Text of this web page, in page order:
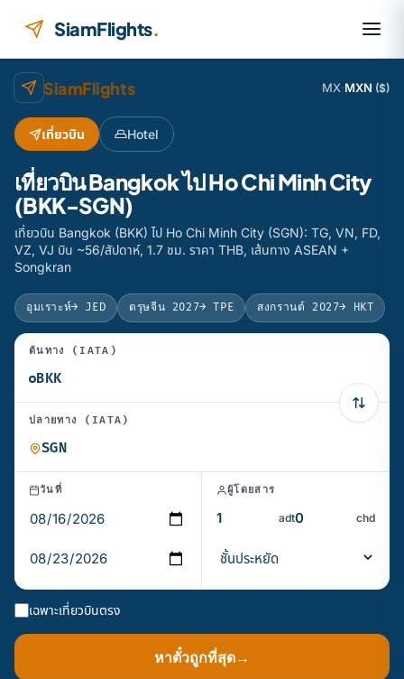
SiamFlights.
SiamFlights MX·MXN ($)
เที่ยวบิน Hotel
เที่ยวบิน Bangkok ไป Ho Chi Minh City
(BKK-SGN)
เที่ยวบิน Bangkok (BKK) ไป Ho Chi Minh City (SGN): TG, VN, FD,
VZ, VJ บิน ~56/สัปดาห์, 1.7 ชม. ราคา THB, เส้นทาง ASEAN +
Songkran
อุมเราะห์→ JED ตรุษจีน 2027→ TPE สงกรานต์ 2027→ HKT
ต้นทาง (IATA)
ปลายทาง (IATA)
วันที่ ผู้โดยสาร
adt chd
เฉพาะเที่ยวบินตรง
หาตั๋วถูกที่สุด→